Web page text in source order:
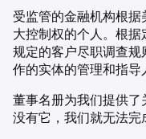
受监管的金融机构根
大控制权的个人。根
规定的客户尽职调查
作的实体的管理和指导
董事名册为我们提供了
没有它，我们就无法完